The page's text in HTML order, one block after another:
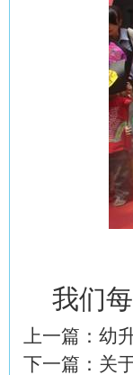
我们
上一篇： 幼
下一篇： 关